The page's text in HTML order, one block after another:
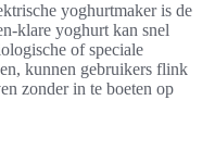
yoghurtmaker is de
klare yoghurt kan snel
of speciale
kunnen gebruikers flink
zonder in te boeten op